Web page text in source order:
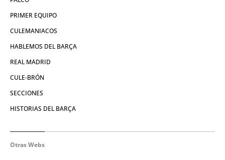
PRIMER EQUIPO
CULEMANIACOS
HABLEMOS DEL BARÇA
REAL MADRID
CULE-BRÓN
SECCIONES
HISTORIAS DEL BARÇA
Otras Webs